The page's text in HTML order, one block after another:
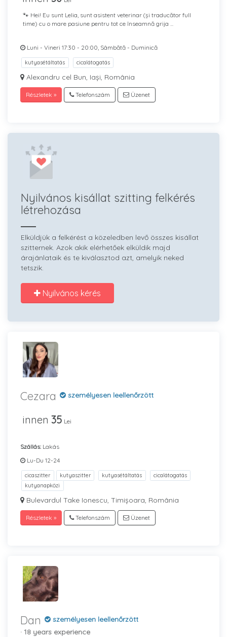
🐾 Hei! Eu sunt Lelia, sunt asistent veterinar (și traducător full
time) cu o mare pasiune pentru tot ce înseamnă grija ...
Luni - Vineri 17:30 - 20:00, Sâmbătă - Duminică
kutyasétáltatás cicalátogatás
Alexandru cel Bun, Iași, România
Részletek » Telefonszám Üzenet
Nyilvános kisállat szitting felkérés
létrehozása
Elküldjük a felkérést a közeledben levő összes kisállat
szitternek. Azok akik elérhetőek elküldik majd
árajánlataik és te kiválasztod azt, amelyik neked
tetszik.
Nyilvános kérés
Cezara személyesen leellenőrzött
innen 35 Lei
Szállás: Lakás
Lu-Du 12-24
cicaszitter kutyaszitter kutyasétáltatás
cicalátogatás
kutyanapközi
Bulevardul Take Ionescu, Timișoara, România
Részletek » Telefonszám Üzenet
Dan
személyesen leellenőrzött
· 18 years experience